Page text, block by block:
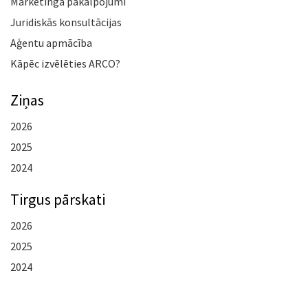
Juridiskās konsultācijas
Aģentu apmācība
Kāpēc izvēlēties ARCO?
Ziņas
2026
2025
2024
Tirgus pārskati
2026
2025
2024